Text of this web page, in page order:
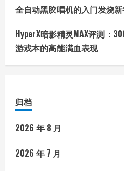
全自动黑胶唱机的入门发烧
HyperX暗影精灵MAX评测：
游戏本的高能满血表现
归档
2026 年 8 月
2026 年 7 月